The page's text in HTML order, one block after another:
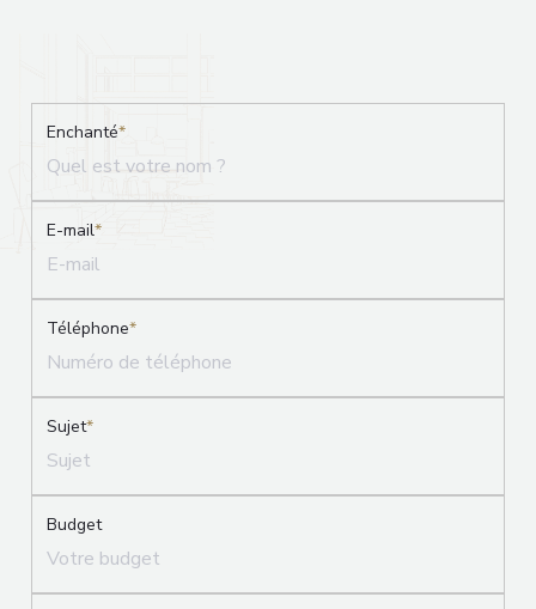
Enchanté*
E-mail*
Téléphone*
Sujet*
Budget